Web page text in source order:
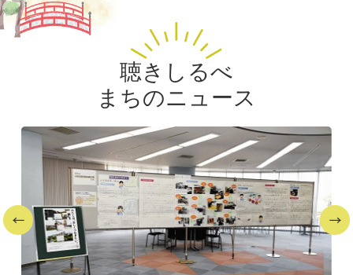
聴きしるべ
まちのニュース